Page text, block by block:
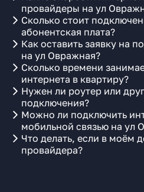
провайдеры на ул
Сколько стоит
абонентская плата?
Как оставить заявку на
на ул Овражная?
Сколько времени
интернета в квартиру?
Нужен ли роутер или
подключения?
Можно ли подключить
мобильной связью на ул
Что делать, если в моём
провайдера?